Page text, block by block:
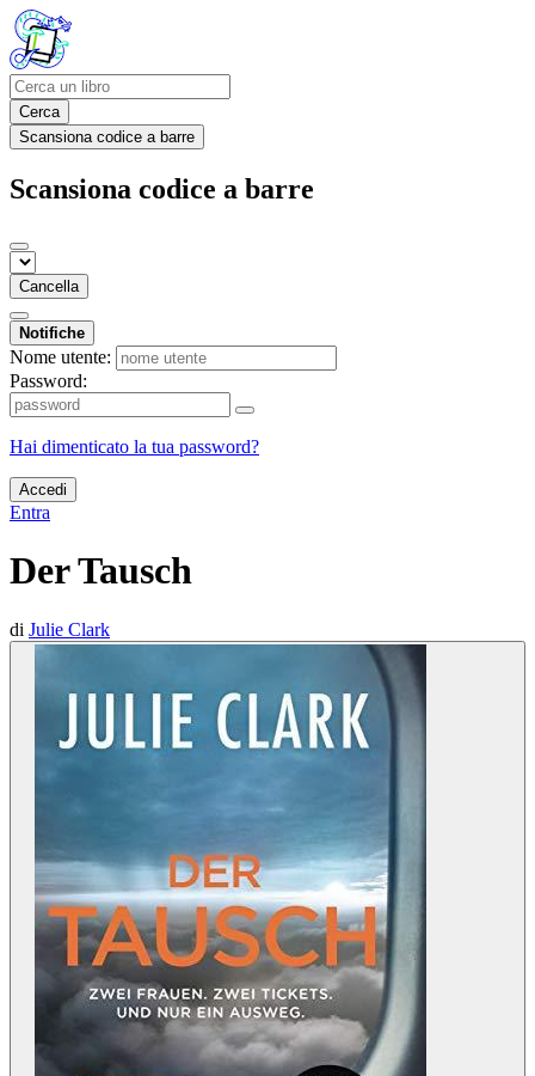
Cerca
Scansiona codice a barre
Scansiona codice a barre
Cancella
Notifiche
Nome utente:
Password:
Hai dimenticato la tua password?
Accedi
Entra
Der Tausch
di Julie Clark